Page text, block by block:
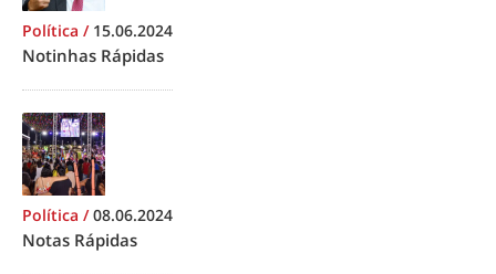
Política / 15.06.2024
Notinhas Rápidas
Política /08.06.2024
Notas Rápidas